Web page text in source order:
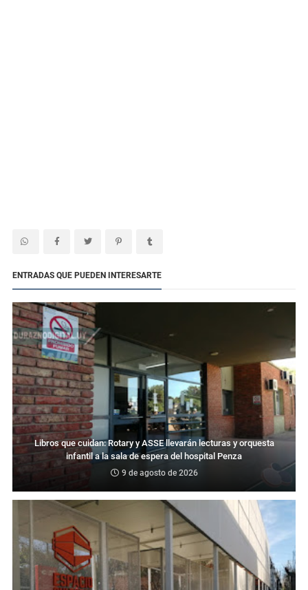
ENTRADAS QUE PUEDEN INTERESARTE
Libros que cuidan: Rotary y ASSE llevarán lecturas y orquesta
infantil a la sala de espera del hospital Penza
9 de agosto de 2026